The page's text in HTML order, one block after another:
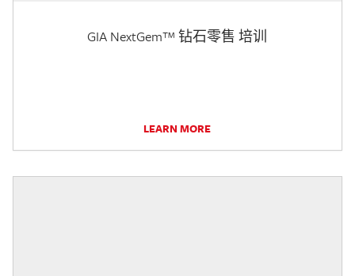
GIA NextGem™ 钻石零售 培训
LEARN MORE